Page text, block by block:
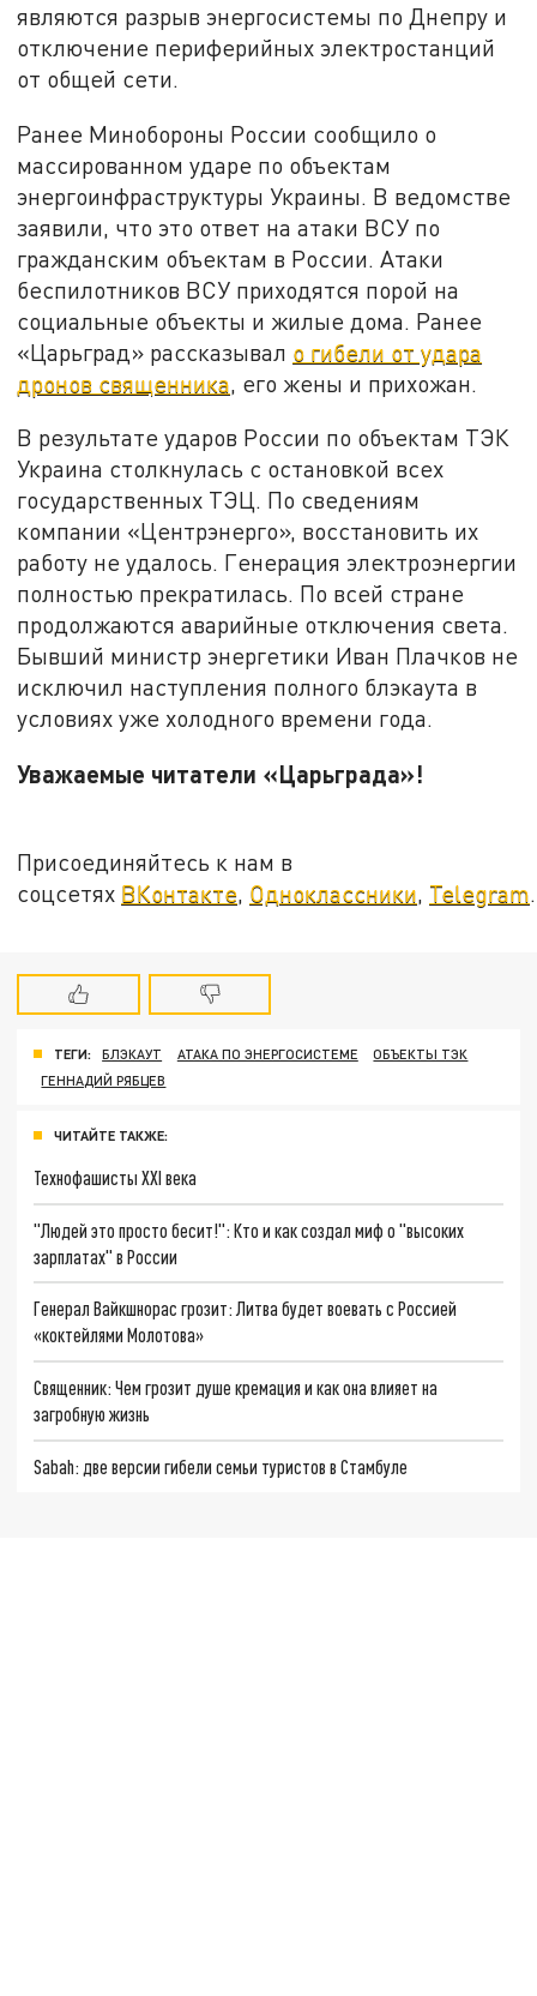
являются разрыв энергосистемы по Днепру и
отключение периферийных электростанций
от общей сети.
Ранее Минобороны России сообщило о
массированном ударе по объектам
энергоинфраструктуры Украины. В ведомстве
заявили, что это ответ на атаки ВСУ по
гражданским объектам в России. Атаки
беспилотников ВСУ приходятся порой на
социальные объекты и жилые дома. Ранее
«Царьград» рассказывал о гибели от удара
дронов священника , его жены и прихожан.
В результате ударов России по объектам ТЭК
Украина столкнулась с остановкой всех
государственных ТЭЦ. По сведениям
компании «Центрэнерго», восстановить их
работу не удалось. Генерация электроэнергии
полностью прекратилась. По всей стране
продолжаются аварийные отключения света.
Бывший министр энергетики Иван Плачков не
исключил наступления полного блэкаута в
условиях уже холодного времени года.
Уважаемые читатели «Царьграда»!
Присоединяйтесь к нам в
соцсетях ВКонтакте Одноклассники Telegram
ТЕГИ: БЛЭКАУТ АТАКА ПО ЭНЕРГОСИСТЕМЕ
ОБЪЕКТЫ ТЭК
ГЕННАДИЙ РЯБЦЕВ
ЧИТАЙТЕ ТАКЖЕ:
Технофашисты XXI века
"Людей это просто бесит!": Кто и как создал миф о "высоких
зарплатах" в России
Генерал Вайкшнорас грозит: Литва будет воевать с Россией
«коктейлями Молотова»
Священник: Чем грозит душе кремация и как она влияет на
загробную жизнь
Sabah: две версии гибели семьи туристов в Стамбуле